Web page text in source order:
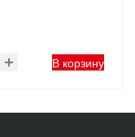
В корзину